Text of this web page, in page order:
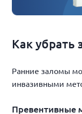
Как убрать
Ранние заломы
инвазивными
Превентивные